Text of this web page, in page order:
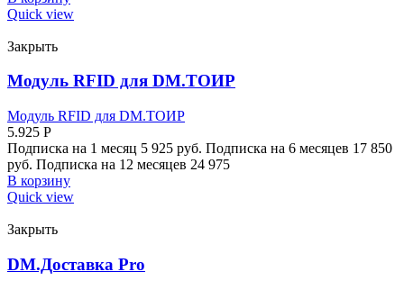
Quick view
Закрыть
Модуль RFID для DM.ТОИР
Модуль RFID для DM.ТОИР
5.925 Р
Подписка на 1 месяц 5 925 руб. Подписка на 6 месяцев 17 850
руб. Подписка на 12 месяцев 24 975
В корзину
Quick view
Закрыть
DM.Доставка Pro